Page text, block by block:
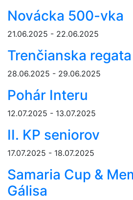
Novácka 500-vka
21.06.2025 - 22.06.2025
Trenčianska regata
28.06.2025 - 29.06.2025
Pohár Interu
12.07.2025 - 13.07.2025
II. KP seniorov
17.07.2025 - 18.07.2025
Samaria Cup &
Gálisa